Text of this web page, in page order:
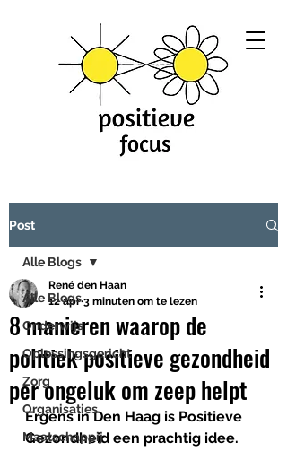
Post
Alle Blogs
Onderwijs
Oplossingsgericht
Zorg
Organisaties
Maatschappij
Alle Blogs
8 manieren waarop de
politiek positieve gezondheid
per ongeluk om zeep helpt
René den Haan
12 apr 3 minuten om te lezen
Ergens in Den Haag is Positieve
Gezondheid een prachtig idee.